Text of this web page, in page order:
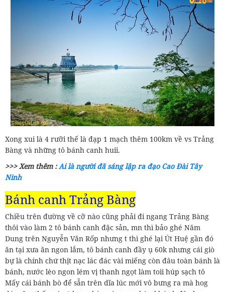
Xong xui là 4 rưỡi thế là đạp 1 mạch thêm 100km về vs Trảng
Bàng và những tô bánh canh huii.
>>> Xem thêm :Ai là người đã sáng lập ra đạo Cao Đài Tây
Ninh
Bánh canh Trảng Bàng
Chiều trên đường về cỡ nào cũng phải đi ngang Trảng Bàng
thôi vào làm 2 tô bánh canh đặc sản, mn thì bảo ghé Năm
Dung trên Nguyễn Văn Rốp nhưng t thì ghé lại Út Huệ gần đó
ăn tại xưa ăn ngon lắm, tô bánh canh đầy ụ 60k nhưng cái giò
bự là chính chứ thịt nạc lác đác vài miếng còn đâu toàn bánh là
bánh, nước lèo ngon lém vị thanh ngọt làm toii húp sạch tô
Mấy cái bánh bò để sẵn trên dĩa lúc mới vô bưng ra mà hog